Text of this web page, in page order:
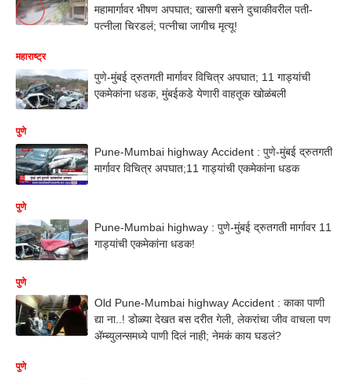
महामार्गावर भीषण अपघात; खासगी बसने दुचाकीवरील पती-
पत्नीला चिरडलं; पत्नीचा जागीच मृत्यू!
महाराष्ट्र
पुणे-मुंबई द्रुतगती मार्गावर विचित्र अपघात; 11 गाड्यांची
एकमेकांना धडक, मुंबईकडे येणारी वाहतूक खोळंबली
पुणे
Pune-Mumbai highway Accident : पुणे-मुंबई द्रुतगती
मार्गावर विचित्र अपघात;11 गाड्यांची एकमेकांना धडक
पुणे
Pune-Mumbai highway : पुणे-मुंबई द्रुतगती मार्गावर 11
गाड्यांची एकमेकांना धडक!
पुणे
Old Pune-Mumbai highway Accident : काका पाणी
द्या ना..! डोळ्या देखत बस दरीत गेली, लेकरांचा जीव वाचला पण
ॲम्ब्युलन्समध्ये पाणी दिलं नाही; नेमकं काय घडलं?
पुणे